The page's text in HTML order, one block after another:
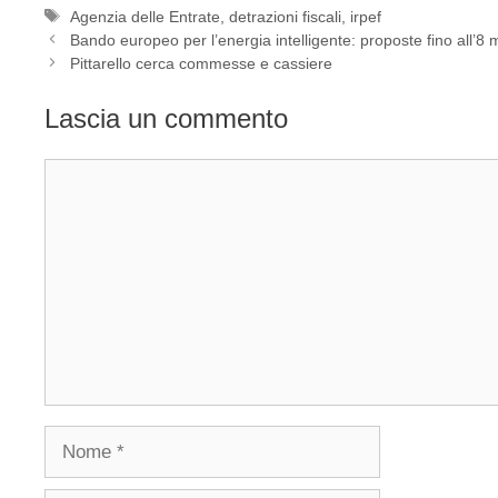
Tag
Agenzia delle Entrate ,detrazioni fiscali irpef
Bando europeo per l’energia intelligente: proposte fino all’8
Pittarello cerca commesse e cassiere
Lascia un commento
Nome